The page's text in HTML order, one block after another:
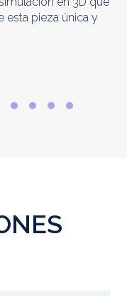
esta pieza única y